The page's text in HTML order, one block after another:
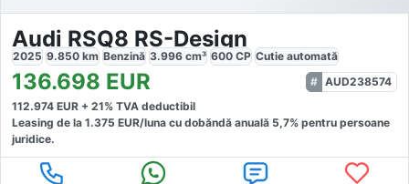
Audi RSQ8 RS-Design
2025 9.850 km Benzină 3.996 cm³ 600 CP Cutie automată
136.698 EUR
AUD238574
112.974 EUR + 21% TVA deductibil
Leasing de la 1.375 EUR/luna cu dobăndă anuală 5,7% pentru persoane
juridice.